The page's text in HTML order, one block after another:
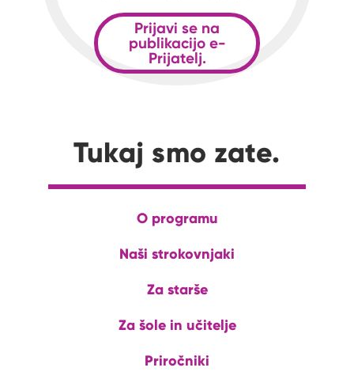
Prijavi se na
publikacijo e-
Prijatelj.
Tukaj smo zate.
O programu
Naši strokovnjaki
Za starše
Za šole in učitelje
Priročniki